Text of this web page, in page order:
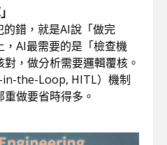
錯，就是AI說「做完
AI最需要的是「檢查機
，做分析需要邏輯覆核。
the-Loop, HITL）機制
做要省時得多。